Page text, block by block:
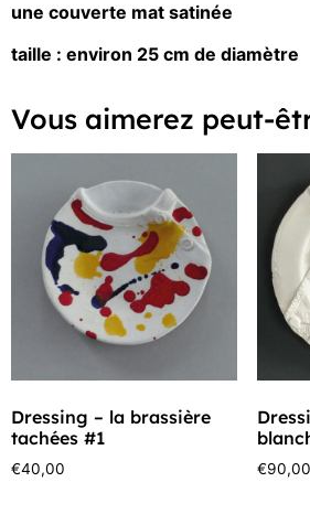
une couverte mat satinée
taille : environ 25 cm de diamètre
Vous aimerez peut-
Dressing – la brassière
tachées #1
€40,00 €90,00